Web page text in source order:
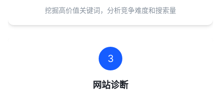
挖掘高价值关键词，分析竞争难度和搜索量
3
网站诊断